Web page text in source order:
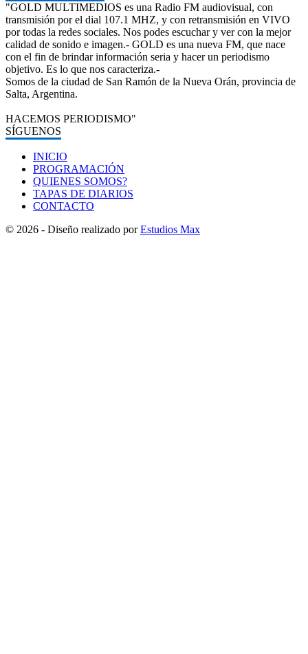
"GOLD MULTIMEDIOS es una Radio FM audiovisual, con
transmisión por el dial 107.1 MHZ, y con retransmisión en VIVO
por todas la redes sociales. Nos podes escuchar y ver con la mejor
calidad de sonido e imagen.- GOLD es una nueva FM, que nace
con el fin de brindar información seria y hacer un periodismo
objetivo. Es lo que nos caracteriza.-
Somos de la ciudad de San Ramón de la Nueva Orán, provincia de
Salta, Argentina.
HACEMOS PERIODISMO"
SÍGUENOS
INICIO
PROGRAMACIÓN
QUIENES SOMOS?
TAPAS DE DIARIOS
CONTACTO
© 2026 - Diseño realizado porEstudios Max